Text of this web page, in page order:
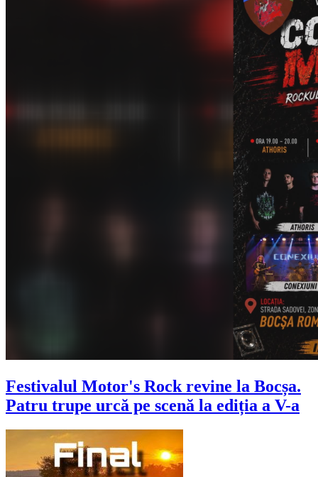
Festivalul Motor's Rock revine la Bocșa.
Patru trupe urcă pe scenă la ediția a V-a